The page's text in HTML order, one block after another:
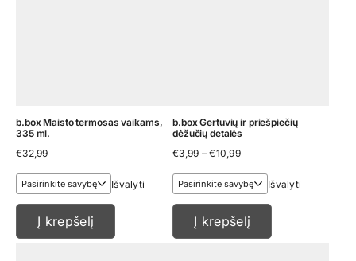
b.box Maisto termosas vaikams,
335 ml.
€32,99
Išvalyti
Į krepšelį
b.box Gertuvių ir priešpiečių
dėžučių detalės
€3,99 – €10,99Price
€3,99
throughIšvalyti
Į krepšelį